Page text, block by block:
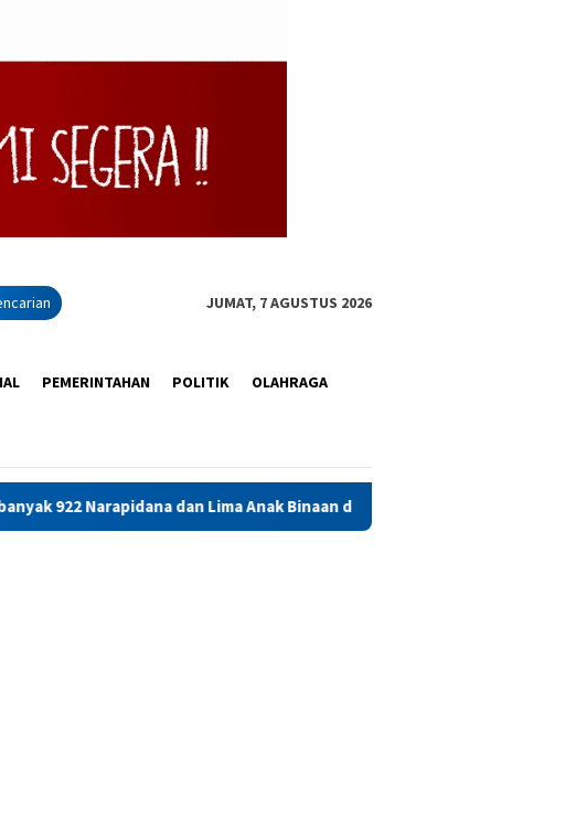
JUMAT, 7 AGUSTUS 2026
PEMERINTAHAN POLITIK OLAHRAGA
dan Lima Anak Binaan di Maluku Diusulkan Terima Remisi HUT RI